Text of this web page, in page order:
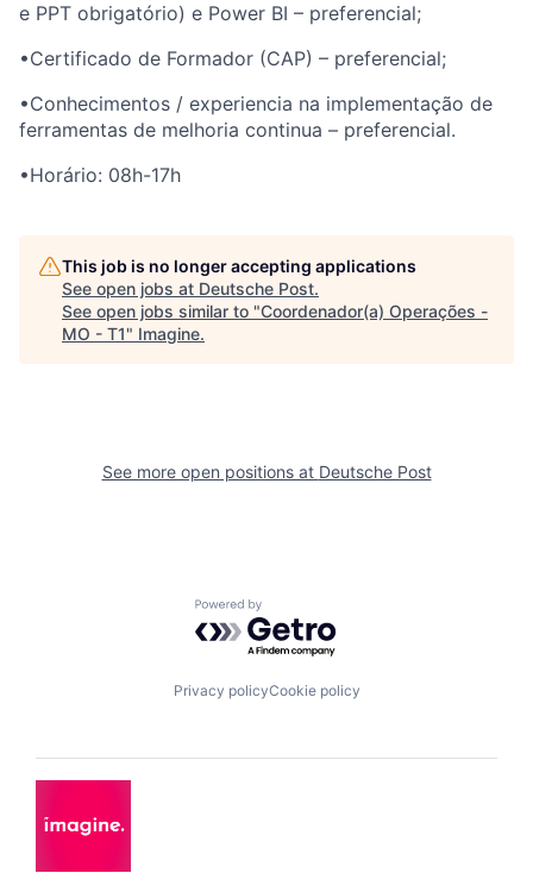
e PPT obrigatório) e Power BI – preferencial;
•Certificado de Formador (CAP) – preferencial;
•Conhecimentos / experiencia na implementação de
ferramentas de melhoria continua – preferencial.
•Horário: 08h-17h
This job is no longer accepting applications
See open jobs at Deutsche Post.
See open jobs similar to "Coordenador(a) Operações -
MO - T1" Imagine.
See more open positions at Deutsche Post
Powered by Getro.com
Privacy policyCookie policy